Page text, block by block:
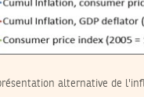
alternative de